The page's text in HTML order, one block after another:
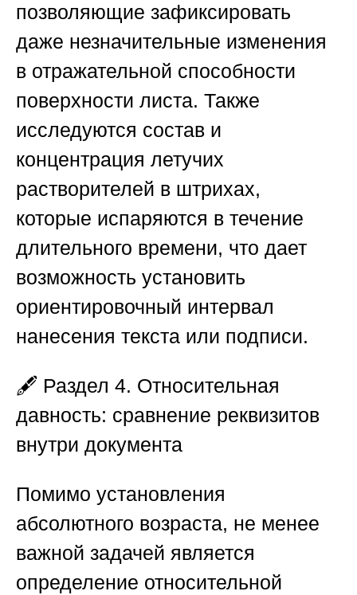
позволяющие зафиксировать
даже незначительные изменения
в отражательной способности
поверхности листа. Также
исследуются состав и
концентрация летучих
растворителей в штрихах,
которые испаряются в течение
длительного времени, что дает
возможность установить
ориентировочный интервал
нанесения текста или подписи.
🖋️ Раздел 4. Относительная
давность: сравнение реквизитов
внутри документа
Помимо установления
абсолютного возраста, не менее
важной задачей является
определение относительной